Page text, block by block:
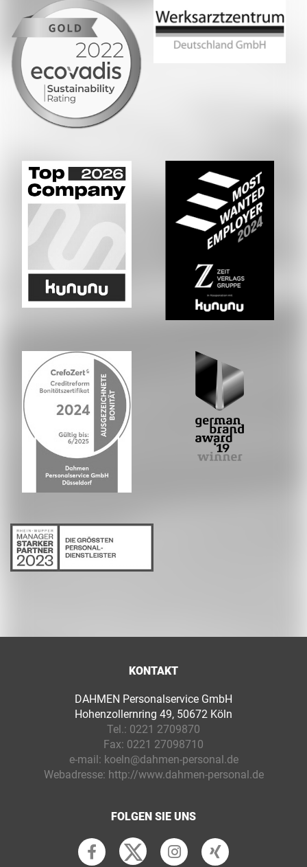
KONTAKT
DAHMEN Personalservice GmbH
Hohenzollernring 49, 50672 Köln
Tel.: 0221 2709870
Fax: 0221 27098710
e-mail: koeln@dahmen-personal.de
Webadresse: http://www.dahmen-personal.de
FOLGEN SIE UNS